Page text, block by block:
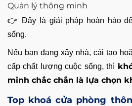
Quản lý thông minh
👉 Đây là giải pháp hoàn hảo
sống.
Nếu bạn đang xây nhà, cải tạo
cấp chất lượng cuộc sống, thì
minh chắc chắn là lựa chọn
Top khoá cửa phòng